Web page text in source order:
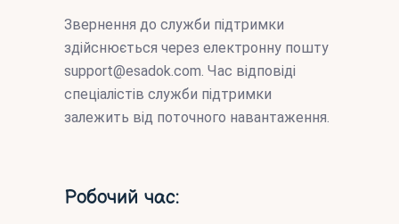
Звернення до служби підтримки
здійснюється через електронну пошту
support@esadok.com. Час відповіді
спеціалістів служби підтримки
залежить від поточного навантаження.
Робочий час: